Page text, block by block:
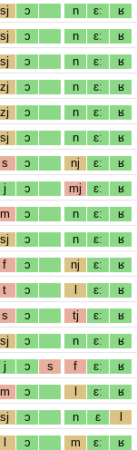
sj ɔ n ɛː ʁ
sj ɔ n ɛː ʁ
sj ɔ n ɛː ʁ
zj ɔ n ɛː ʁ
zj ɔ n ɛː ʁ
sj ɔ n ɛː ʁ
s ɔ nj ɛː ʁ
j ɔ mj ɛː ʁ
m ɔ n ɛː ʁ
sj ɔ n ɛː ʁ
f ɔ nj ɛː ʁ
t ɔ l ɛː ʁ
s ɔ tj ɛː ʁ
sj ɔ n ɛː ʁ
j ɔ s f ɛː ʁ
m ɔ l ɛː ʁ
sj ɔ n ɛ l
l ɔ m ɛː ʁ